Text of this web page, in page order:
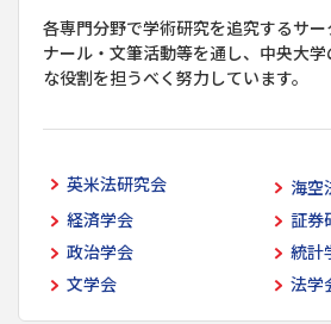
各専門分野で学術研究を追究するサ
ナール・文筆活動等を通し、中央大
な役割を担うべく努力しています。
英米法研究会
海空
経済学会
証券
政治学会
統計
文学会
法学